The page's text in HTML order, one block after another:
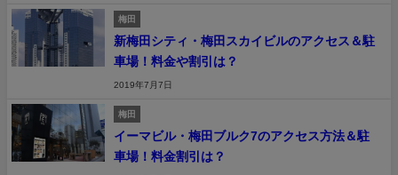
梅田
新梅田シティ・梅田スカイビルのアクセス＆駐
車場！料金や割引は？
2019年7月7日
梅田
イーマビル・梅田ブルク7のアクセス方法＆駐
車場！料金割引は？